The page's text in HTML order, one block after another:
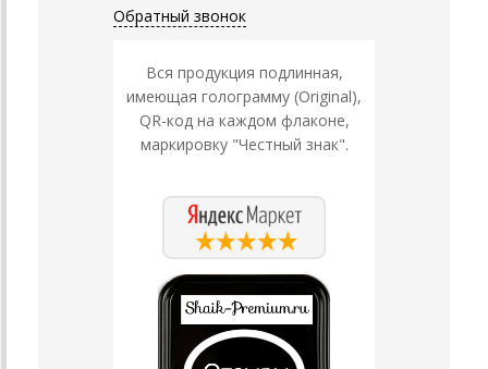
Обратный звонок
Вся продукция подлинная,
имеющая голограмму (Original),
QR-код на каждом флаконе,
маркировку "Честный знак".